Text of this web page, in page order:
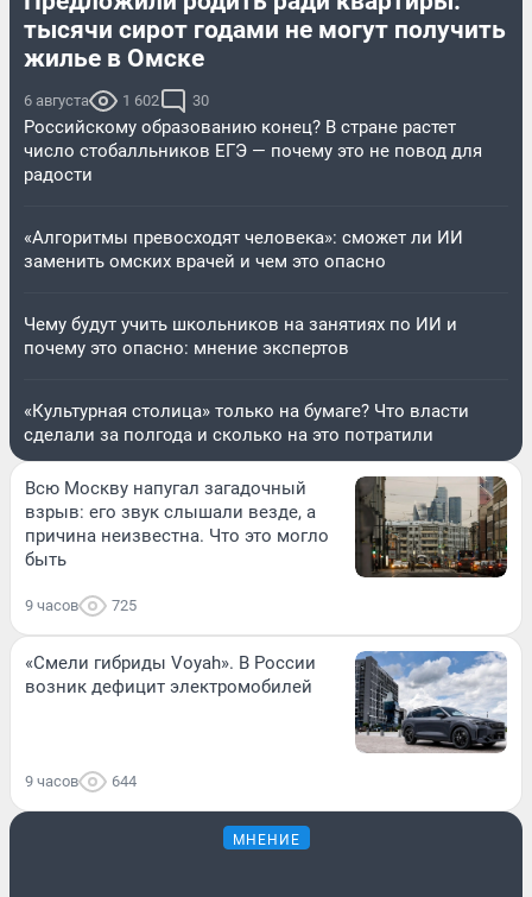
тысячи сирот годами не могут получить
жилье в Омске
6 августа 1 602 30
Российскому образованию конец? В стране растет
число стобалльников ЕГЭ — почему это не повод для
радости
«Алгоритмы превосходят человека»: сможет ли ИИ
заменить омских врачей и чем это опасно
Чему будут учить школьников на занятиях по ИИ и
почему это опасно: мнение экспертов
«Культурная столица» только на бумаге? Что власти
сделали за полгода и сколько на это потратили
Всю Москву напугал загадочный
взрыв: его звук слышали везде, а
причина неизвестна. Что это могло
быть
9 часов 725
«Смели гибриды Voyah». В России
возник дефицит электромобилей
9 часов 644
МНЕНИЕ